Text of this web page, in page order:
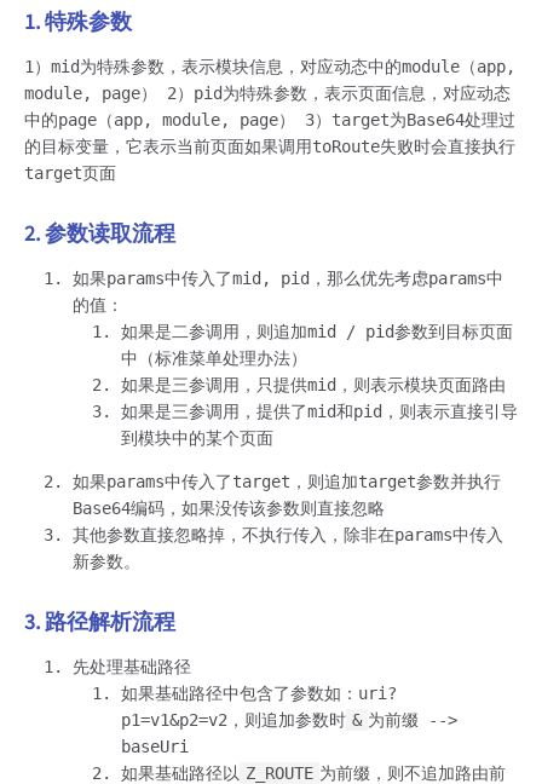
1. 特殊参数
1）mid为特殊参数，表示模块信息，对应动态中的module（app,
module, page） 2）pid为特殊参数，表示页面信息，对应动态
中的page（app, module, page） 3）target为Base64处理过
的目标变量，它表示当前页面如果调用toRoute失败时会直接执行
target页面
2. 参数读取流程
如果params中传入了mid, pid，那么优先考虑params中
的值：
如果是二参调用，则追加mid / pid参数到目标页面
中（标准菜单处理办法）
如果是三参调用，只提供mid，则表示模块页面路由
如果是三参调用，提供了mid和pid，则表示直接引导
到模块中的某个页面
如果params中传入了target，则追加target参数并执行
Base64编码，如果没传该参数则直接忽略
其他参数直接忽略掉，不执行传入，除非在params中传入
新参数。
3. 路径解析流程
先处理基础路径
如果基础路径中包含了参数如：uri?
p1=v1&p2=v2，则追加参数时 & 为前缀 -->
baseUri
如果基础路径以 Z_ROUTE 为前缀，则不追加路由前